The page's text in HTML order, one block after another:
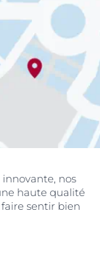
innovante, nos
haute qualité
sentir bien